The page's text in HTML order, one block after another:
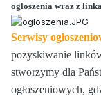
ogłoszenia wraz z
Serwisy
pozyskiwanie
stworzymy dla
ogłoszeniowych,